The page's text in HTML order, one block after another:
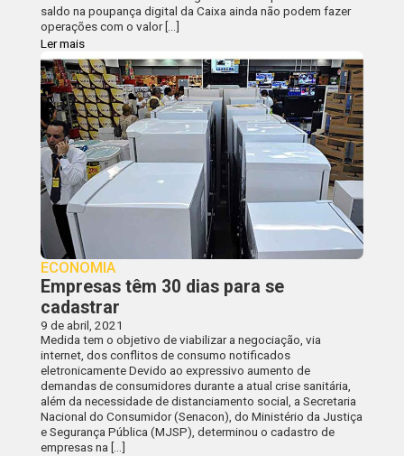
saldo na poupança digital da Caixa ainda não podem fazer
operações com o valor […]
Ler mais
ECONOMIA
Empresas têm 30 dias para se
cadastrar
9 de abril, 2021
Medida tem o objetivo de viabilizar a negociação, via
internet, dos conflitos de consumo notificados
eletronicamente Devido ao expressivo aumento de
demandas de consumidores durante a atual crise sanitária,
além da necessidade de distanciamento social, a Secretaria
Nacional do Consumidor (Senacon), do Ministério da Justiça
e Segurança Pública (MJSP), determinou o cadastro de
empresas na […]